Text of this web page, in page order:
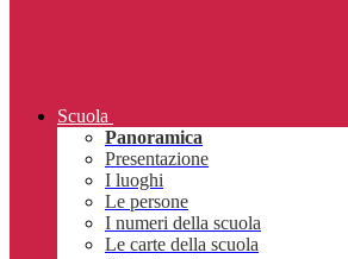
Scuola
Panoramica
Presentazione
I luoghi
Le persone
I numeri della scuola
Le carte della scuola